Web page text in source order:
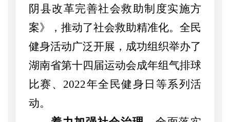
阴县改革完善社会救助制度实施方
案》，推动了社会救助精准化。全民
健身活动广泛开展，成功组织举办了
湖南省第十四届运动会成年组气排球
比赛、 2022年全民健身日等系列活
动。